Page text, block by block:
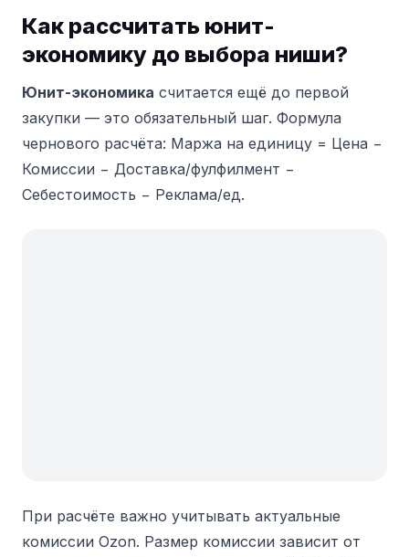
Как рассчитать юнит-
экономику до выбора ниши?
Юнит-экономика считается ещё до первой
закупки — это обязательный шаг. Формула
чернового расчёта: Маржа на единицу = Цена −
Комиссии − Доставка/фулфилмент −
Себестоимость − Реклама/ед.
При расчёте важно учитывать актуальные
комиссии Ozon. Размер комиссии зависит от